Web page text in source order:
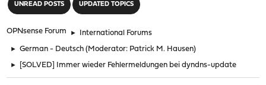
UNREAD POSTS UPDATED TOPICS
OPNsense Forum ► International Forums
► German - Deutsch (Moderator: Patrick M. Hausen)
► [SOLVED] Immer wieder Fehlermeldungen bei dyndns-update